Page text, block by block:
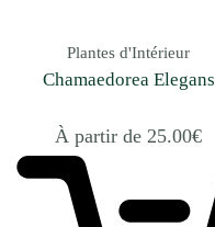
Plantes d'Intérieur
Chamaedorea Elegans
À partir de 25.00€